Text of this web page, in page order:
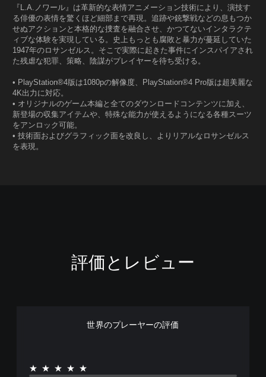
『L.A.ノワール』は革新的な表情アニメーション技術により、演技す
る俳優の表情を驚くほど細部まで再現。追跡や銃撃戦などの息もつか
せぬアクションと本格的な捜査を融合させ、かつてないインタラクテ
ィブな体験を実現している。史上もっとも腐敗と暴力が蔓延していた
1947年のロサンゼルス。そこで実際に起きた事件にインスパイアされ
た残虐な犯罪、策略、陰謀がプレイヤーを待ち受ける。
• PlayStation®4版は1080pの解像度、PlayStation®4 Pro版は超美麗な
4K出力に対応。
• オリジナルのゲーム本編と全てのダウンロードコンテンツに加え、
新登場の収集アイテムや、特殊な能力が使えるようになる各種スーツ
をアンロック可能。
• 技術面およびグラフィック面を改良し、よりリアルなロサンゼルス
を表現。
評価とレビュー
世界のプレーヤーの評価
★★★★★